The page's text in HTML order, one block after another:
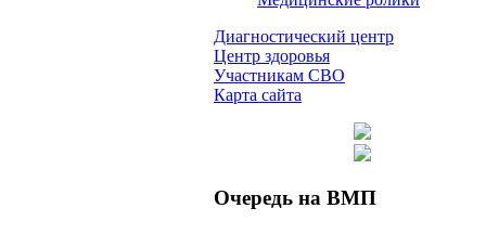
Диагностический центр
Центр здоровья
Участникам СВО
Карта сайта
Очередь на ВМП